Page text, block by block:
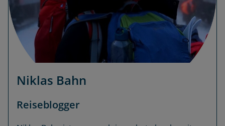
Niklas Bahn
Reiseblogger